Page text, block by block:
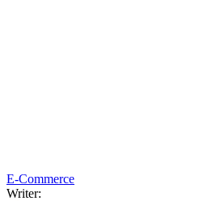
E-Commerce
Writer: